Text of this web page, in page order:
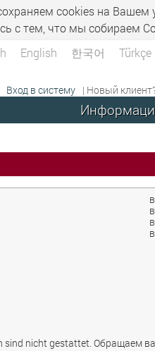
сookies на Вашем
с тем, что мы собираем
English 한국어 Türkçe
Вход в систему | Новый
sind nicht gestattet. Обращаем